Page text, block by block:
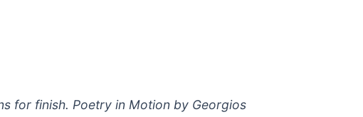
for finish. Poetry in Motion by Georgios